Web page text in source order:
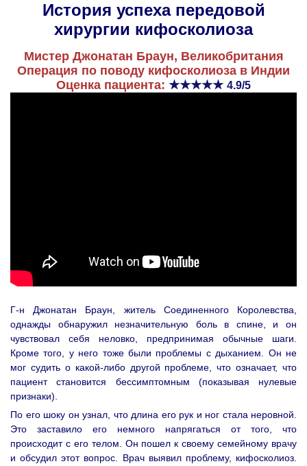
История успеха передовой
хирургии кифосколиоза
Мистер Джонатан Браун, Великобритания
Операция по поводу кифосколиоза в Индии
Оценка пациента: ★★★★★ 4.9/5
Г-н Джонатан Браун, житель Соединенного Королевства,
однажды обнаружил незначительную боль в спине, и он
чувствовал себя неловко, предпринимая обычные шаги.
Кроме того, у него тоже были проблемы с дыханием. Он не
мог судить о какой-либо другой проблеме, что означает, что
пациент становится бессимптомным (показывая нулевые
признаки).
По его шоку он узнал, что длина его рук и ног стала неровной.
Это заставило его немного напрягаться от того, что
происходит с его телом. Он пошел к своему семейному врачу
и обсудил этот вопрос. Врач выявил проблему, кифосколиоз.